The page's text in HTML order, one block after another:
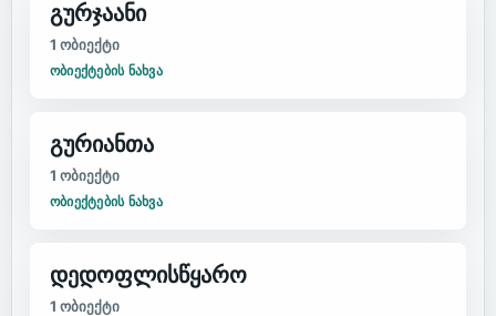
გურჯაანი
1 ობიექტი
ᲝᲑᲘᲔᲥᲢᲔᲑᲘᲡ ᲜᲐᲮᲕᲐ
გურიანთა
1 ობიექტი
ᲝᲑᲘᲔᲥᲢᲔᲑᲘᲡ ᲜᲐᲮᲕᲐ
დედოფლისწყარო
1 ობიექტი